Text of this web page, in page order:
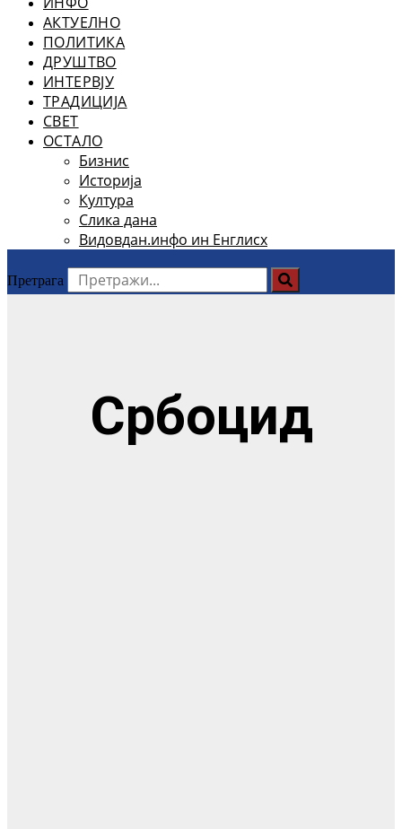
АКТУЕЛНО
ПОЛИТИКА
ДРУШТВО
ИНТЕРВЈУ
ТРАДИЦИЈА
СВЕТ
ОСТАЛО
Бизнис
Историја
Култура
Слика дана
Видовдан.инфо ин Енглисх
Претрага
Србоцид